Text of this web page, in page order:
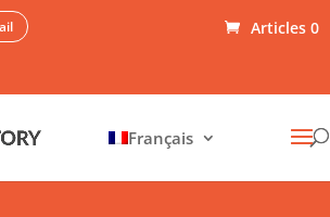
Articles 0
Français